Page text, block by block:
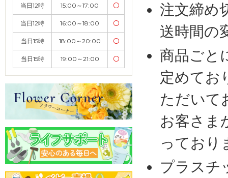
当日12時 15:00～17:00 〇
当日12時 16:00～18:00 〇
当日15時 18:00～20:00 〇
当日15時 19:00～21:00 〇
注文締め
送時間の
商品ごと
定めてお
ただいて
お客さま
っており
プラスチ